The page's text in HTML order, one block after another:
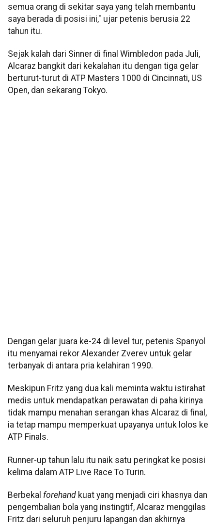
semua orang di sekitar saya yang telah membantu
saya berada di posisi ini," ujar petenis berusia 22
tahun itu.
Sejak kalah dari Sinner di final Wimbledon pada Juli,
Alcaraz bangkit dari kekalahan itu dengan tiga gelar
berturut-turut di ATP Masters 1000 di Cincinnati, US
Open, dan sekarang Tokyo.
Dengan gelar juara ke-24 di level tur, petenis Spanyol
itu menyamai rekor Alexander Zverev untuk gelar
terbanyak di antara pria kelahiran 1990.
Meskipun Fritz yang dua kali meminta waktu istirahat
medis untuk mendapatkan perawatan di paha kirinya
tidak mampu menahan serangan khas Alcaraz di final,
ia tetap mampu memperkuat upayanya untuk lolos ke
ATP Finals.
Runner-up tahun lalu itu naik satu peringkat ke posisi
kelima dalam ATP Live Race To Turin.
Berbekal forehand kuat yang menjadi ciri khasnya dan
pengembalian bola yang instingtif, Alcaraz menggilas
Fritz dari seluruh penjuru lapangan dan akhirnya